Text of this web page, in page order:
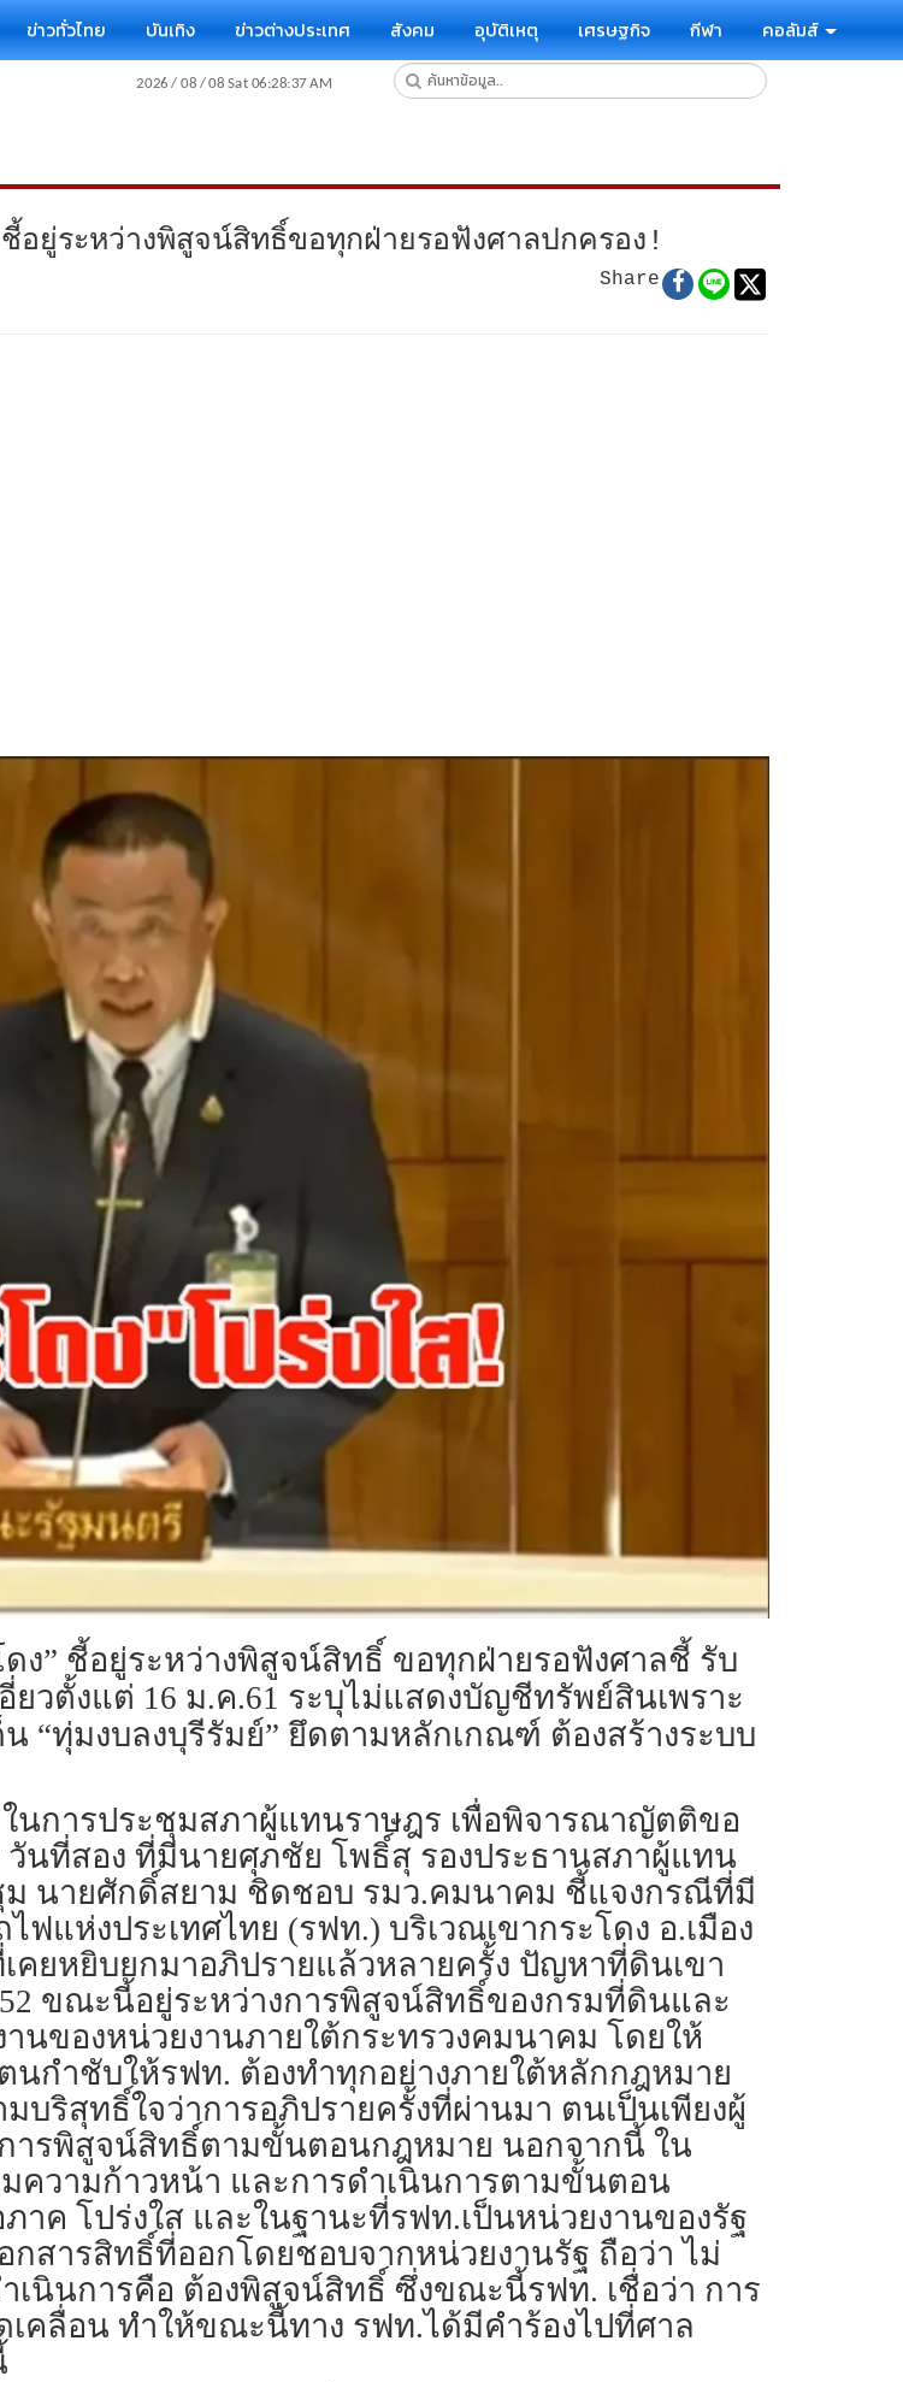
ข่าวทั่วไทย บันเทิง ข่าวต่างประเทศ สังคม อุบัติเหตุ เศรษฐกิจ กีฬา คอลัมส์
อยู่ระหว่างพิสูจน์สิทธิ์ขอทุกฝ่ายรอฟังศาลปกครอง!
Share
ง” ชี้อยู่ระหว่างพิสูจน์สิทธิ์ ขอทุกฝ่ายรอฟังศาลชี้ รับ
ยวตั้งแต่ 16 ม.ค.61 ระบุไม่แสดงบัญชีทรัพย์สินเพราะ
“ทุ่มงบลงบุรีรัมย์” ยึดตามหลักเกณฑ์ ต้องสร้างระบบ
ในการประชุมสภาผู้แทนราษฎร เพื่อพิจารณาญัตติขอ
วันที่สอง ที่มีนายศุภชัย โพธิ์สุ รองประธานสภาผู้แทน
นายศักดิ์สยาม ชิดชอบ รมว.คมนาคม ชี้แจงกรณีที่มี
แห่งประเทศไทย (รฟท.) บริเวณเขากระโดง อ.เมือง
คยหยิบยกมาอภิปรายแล้วหลายครั้ง ปัญหาที่ดินเขา
ขณะนี้อยู่ระหว่างการพิสูจน์สิทธิ์ของกรมที่ดินและ
นของหน่วยงานภายใต้กระทรวงคมนาคม โดยให้
กำชับให้รฟท. ต้องทำทุกอย่างภายใต้หลักกฎหมาย
ริสุทธิ์ใจว่าการอภิปรายครั้งที่ผ่านมา ตนเป็นเพียงผู้
ารพิสูจน์สิทธิ์ตามขั้นตอนกฎหมาย นอกจากนี้ ใน
ความก้าวหน้า และการดำเนินการตามขั้นตอน
าค โปร่งใส และในฐานะที่รฟท.เป็นหน่วยงานของรัฐ
สารสิทธิ์ที่ออกโดยชอบจากหน่วยงานรัฐ ถือว่า ไม่
เนินการคือ ต้องพิสูจน์สิทธิ์ ซึ่งขณะนี้รฟท. เชื่อว่า การ
คลื่อน ทำให้ขณะนี้ทาง รฟท.ได้มีคำร้องไปที่ศาล